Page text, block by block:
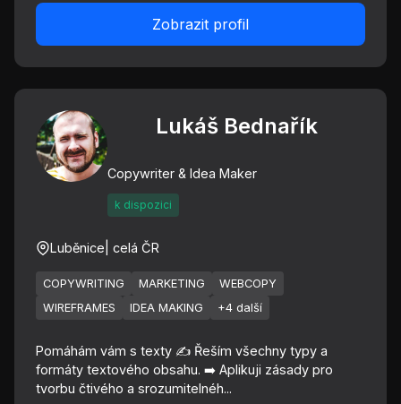
Zobrazit profil
Lukáš Bednařík
Copywriter & Idea Maker
k dispozici
Luběnice | celá ČR
COPYWRITING MARKETING
WEBCOPY
WIREFRAMES
IDEA MAKING +4 další
Pomáhám vám s texty ✍️ Řeším všechny typy a
formáty textového obsahu. ➡️ Aplikuji zásady pro
tvorbu čtivého a srozumitelnéh...